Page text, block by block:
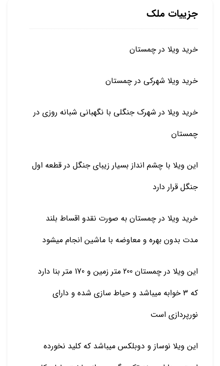
جزییات ملک
خرید ویلا در چمستان
خرید ویلا شهرکی در چمستان
خرید ویلا در شهرک جنگلی با نگهبانی شبانه روزی در
چمستان
این ویلا با چشم انداز بسیار زیبای جنگل در قطعه اول
جنگل قرار دارد
خرید ویلا در چمستان به صورت نقدو اقساط بلند
مدت بدون بهره و معاوضه با ماشین انجام میشود
این ویلا در چمستان 200 متر زمین و 170 متر بنا دارد
که 3 خوابه میباشد و حیاط سازی شده و دارای
نورپردازی است
این ویلا نوساز و دوبلکس میباشد که کلید نخورده